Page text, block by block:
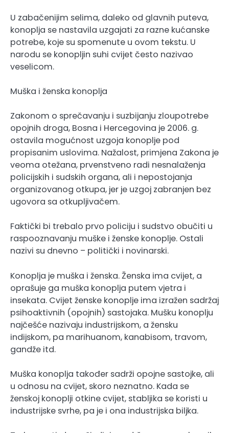
U zabačenijim selima, daleko od glavnih puteva,
konoplja se nastavila uzgajati za razne kućanske
potrebe, koje su spomenute u ovom tekstu. U
narodu se konopljin suhi cvijet često nazivao
veselicom.
Muška i ženska konoplja
Zakonom o sprečavanju i suzbijanju zloupotrebe
opojnih droga, Bosna i Hercegovina je 2006. g.
ostavila mogućnost uzgoja konoplje pod
propisanim uslovima. Nažalost, primjena Zakona je
veoma otežana, prvenstveno radi nesnalaženja
policijskih i sudskih organa, ali i nepostojanja
organizovanog otkupa, jer je uzgoj zabranjen bez
ugovora sa otkupljivačem.
Faktički bi trebalo prvo policiju i sudstvo obučiti u
raspooznavanju muške i ženske konoplje. Ostali
nazivi su dnevno – politički i novinarski.
Konoplja je muška i ženska. Ženska ima cvijet, a
oprašuje ga muška konoplja putem vjetra i
insekata. Cvijet ženske konoplje ima izražen sadržaj
psihoaktivnih (opojnih) sastojaka. Mušku konoplju
najčešće nazivaju industrijskom, a žensku
indijskom, pa marihuanom, kanabisom, travom,
gandže itd.
Muška konoplja također sadrži opojne sastojke, ali
u odnosu na cvijet, skoro neznatno. Kada se
ženskoj konoplji otkine cvijet, stabljika se koristi u
industrijske svrhe, pa je i ona industrijska biljka.